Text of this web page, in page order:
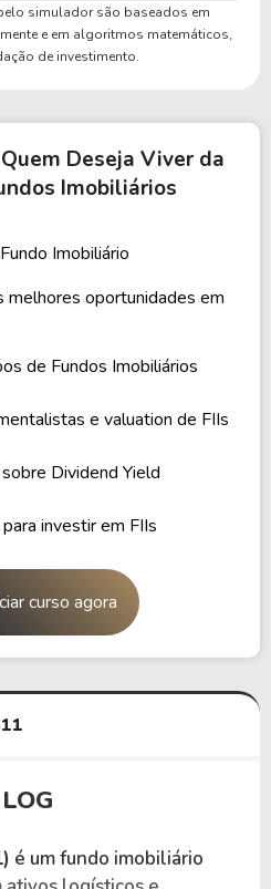
simulador são baseados em
e em algoritmos matemáticos,
de investimento.
Deseja Viver da
Imobiliários
Imobiliário
melhores oportunidades em
de Fundos Imobiliários
e valuation de FIIs
Dividend Yield
investir em FIIs
curso agora
é um fundo imobiliário